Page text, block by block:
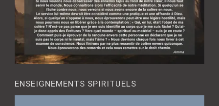
ENSEIGNEMENTS SPIRITUELS